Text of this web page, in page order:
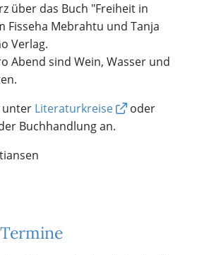
über das Buch "Freiheit in
Fisseha Mebrahtu und Tanja
Verlag.
Abend sind Wein, Wasser und
unter Literaturkreise
oder
Buchhandlung an.